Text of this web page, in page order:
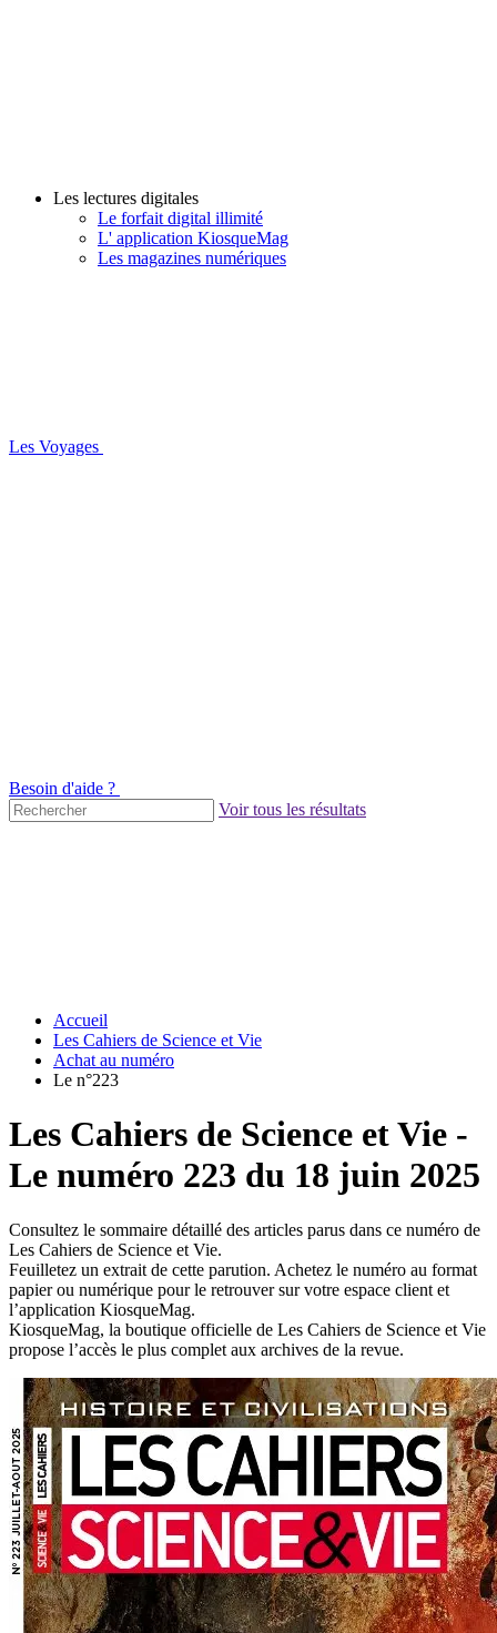
Les lectures digitales
Le forfait digital illimité
L' application KiosqueMag
Les magazines numériques
Les Voyages
Besoin d'aide ?
Voir tous les résultats
Accueil
Les Cahiers de Science et Vie
Achat au numéro
Le n°223
Les Cahiers de Science et Vie -
Le numéro 223 du 18 juin 2025
Consultez le sommaire détaillé des articles parus dans ce numéro de
Les Cahiers de Science et Vie.
Feuilletez un extrait de cette parution. Achetez le numéro au format
papier ou numérique pour le retrouver sur votre espace client et
l’application KiosqueMag.
KiosqueMag, la boutique officielle de Les Cahiers de Science et Vie
propose l’accès le plus complet aux archives de la revue.